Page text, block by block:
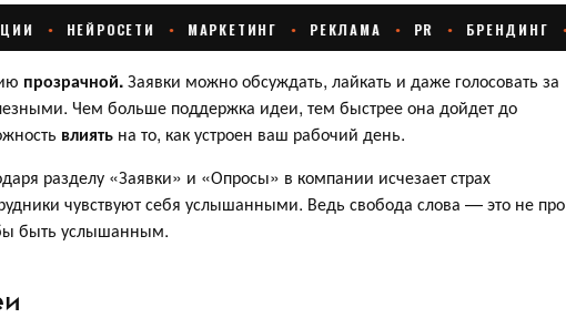
прозрачной.Заявки можно обсуждать, лайкать и даже голосовать за
Чем больше поддержка идеи, тем быстрее она дойдет до
влиять на то, как устроен ваш рабочий день.
разделу «Заявки» и «Опросы» в компании исчезает страх
чувствуют себя услышанными. Ведь свобода слова — это не про
быть услышанным.